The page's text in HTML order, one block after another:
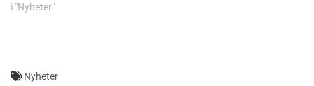
i "Nyheter"
Nyheter